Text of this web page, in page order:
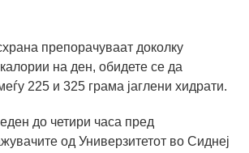
препорачуваат доколку
на ден, обидете се да
225 и 325 грама јаглени хидрати.
до четири часа пред
од Универзитетот во Сиднеј